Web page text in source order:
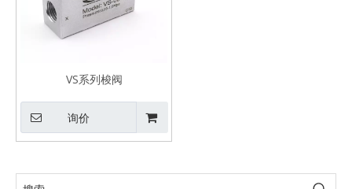
VS系列梭阀
询价